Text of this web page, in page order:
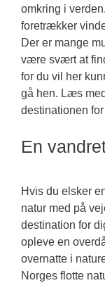
omkring i
foretrækker
Der er mange
være svært at
for du vil her
gå hen. Læs
destinationen
En
Hvis du elsker
natur med på
destination for
opleve en
overnatte i
Norges flotte